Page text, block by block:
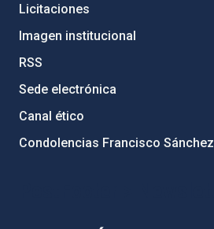
Licitaciones
Imagen institucional
RSS
Sede electrónica
Canal ético
Condolencias Francisco Sánchez